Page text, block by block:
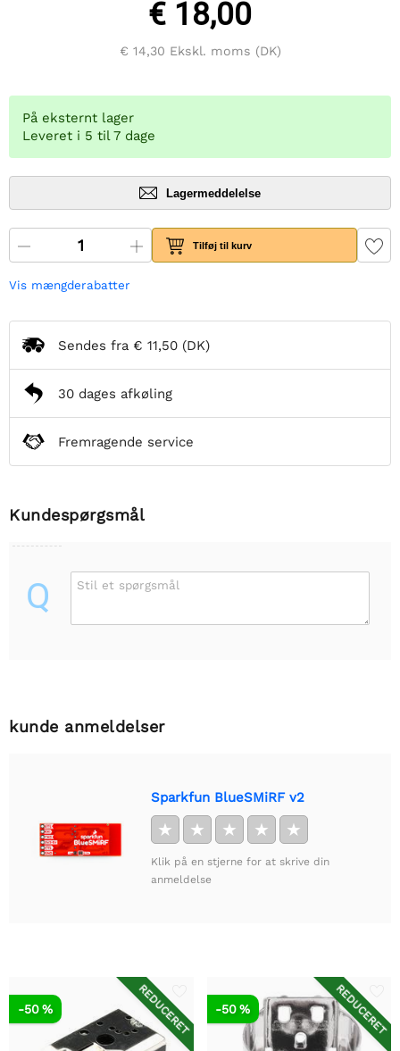
€ 18,00
€ 14,30 Ekskl. moms (DK)
På eksternt lager
Leveret i 5 til 7 dage
Lagermeddelelse
Tilføj til kurv
Vis mængderabatter
Sendes fra € 11,50 (DK)
30 dages afkøling
Fremragende service
Kundespørgsmål
Q Stil et spørgsmål
kunde anmeldelser
Sparkfun BlueSMiRF v2
★ ★ ★ ★ ★
Klik på en stjerne for at skrive din
anmeldelse
REDUCERET
-50 % REDUCERET
-50 %